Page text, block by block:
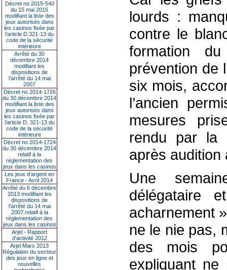
Décret no 2015-540
du 15 mai 2015
modifiant la liste des
jeux autorisés dans
les casinos fixée par
l’article D.321-13 du
code de la sécurité
intérieure
Arrêté du 30
décembre 2014
modifiant les
dispositions de
l’arrêté du 14 mai
2007
Décret no 2014-1726
du 30 décembre 2014
modifiant la liste des
jeux autorisés dans
les casinos fixée par
l’article D. 321-13 du
code de la sécurité
intérieure
Décret no 2014-1724
du 30 décembre 2014
relatif à la
réglementation des
jeux dans les casinos
Les jeux d’argent en
France - Avril 2014
Arrêté du 6 décembre
2013 modifiant les
dispositions de
l’arrêté du 14 mai
2007 relatif à la
réglementation des
jeux dans les casinos
Arjel - Rapport
d'activité 2012
Arjel Mars 2013
Régulation du secteur
des jeux en ligne et
nouvelles
lourds :
contre le
formation
prévention de
six mois,
l’ancien
mesures
rendu par la
après audition
Une
délégataire
acharnement
ne le nie pas,
des mois
expliquant